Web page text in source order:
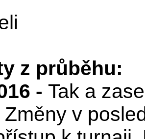
z průběhu:
- Tak a
v